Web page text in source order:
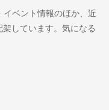
イベント情報のほか、近
しています。気になる